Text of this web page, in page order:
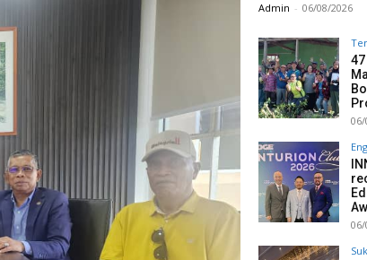
Admin - 06/08/2026
06/
06/